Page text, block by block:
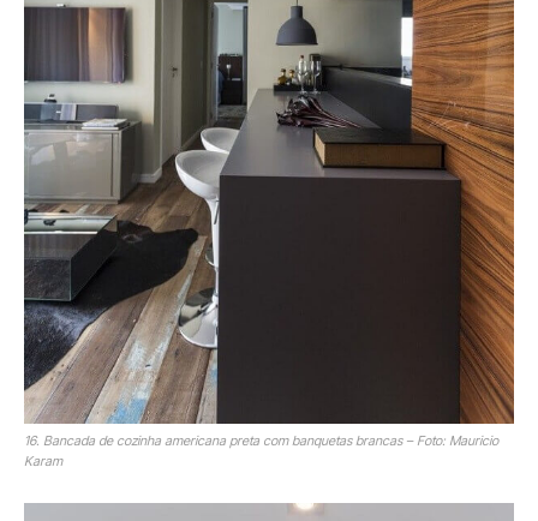
16. Bancada de cozinha americana preta com banquetas brancas – Foto: Mauricio
Karam